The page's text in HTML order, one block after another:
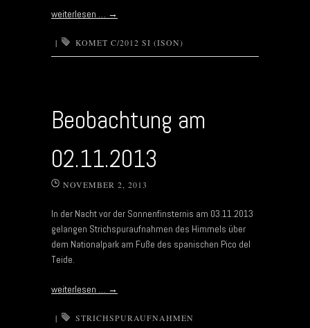
weiterlesen … →
| KOMET C/2012 SI (ISON)
Beobachtung am
02.11.2013
NOVEMBER 2, 2013
In der Nacht vor der Sonnenfinsternis am 03.11.2013
gelangen Strichspuraufnahmen des Himmels über
dem Nationalpark am Fuße des spanischen Pico del
Teide.
weiterlesen … →
| STRICHSPURAUFNAHMEN